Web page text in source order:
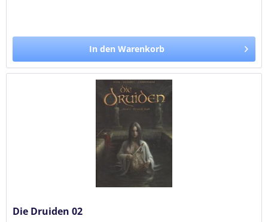
In den Warenkorb
Die Druiden 02